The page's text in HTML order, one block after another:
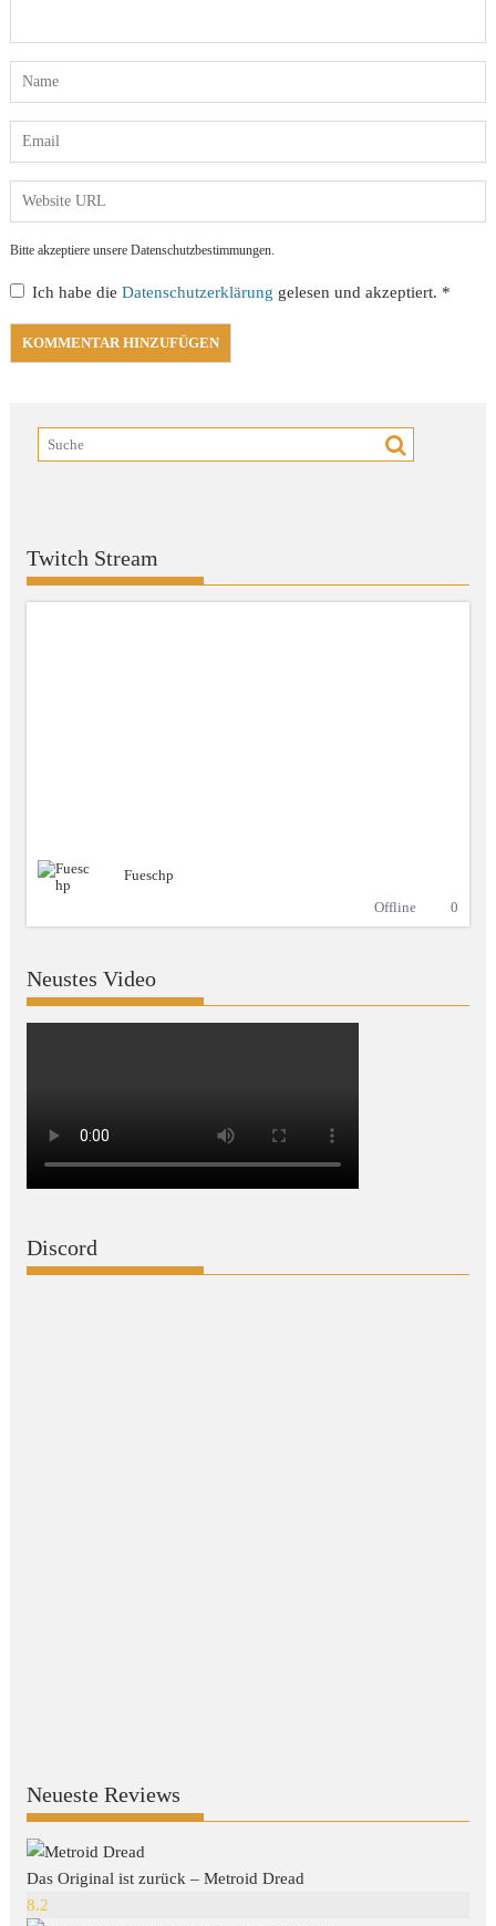
Bitte akzeptiere unsere Datenschutzbestimmungen.
Ich habe dieDatenschutzerklärung gelesen und akzeptiert. *
Twitch Stream
Fueschp
Offline
0
Neustes Video
Discord
Neueste Reviews
Das Original ist zurück – Metroid Dread
8.2